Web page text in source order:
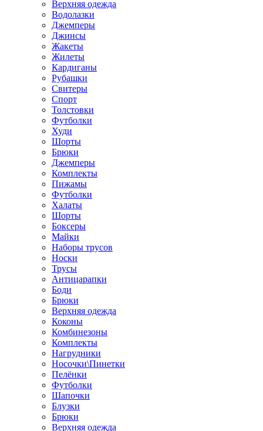
Верхняя одежда
Водолазки
Джемперы
Джинсы
Жакеты
Жилеты
Кардиганы
Рубашки
Свитеры
Спорт
Толстовки
Футболки
Худи
Шорты
Брюки
Джемперы
Комплекты
Пижамы
Футболки
Халаты
Шорты
Боксеры
Майки
Наборы трусов
Носки
Трусы
Антицарапки
Боди
Брюки
Верхняя одежда
Коконы
Комбинезоны
Комплекты
Нагрудники
Носочки\Пинетки
Пелёнки
Футболки
Шапочки
Блузки
Брюки
Верхняя одежда